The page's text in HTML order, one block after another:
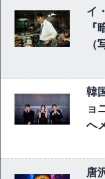
イ
『
（
韓
ョ
へ
唐